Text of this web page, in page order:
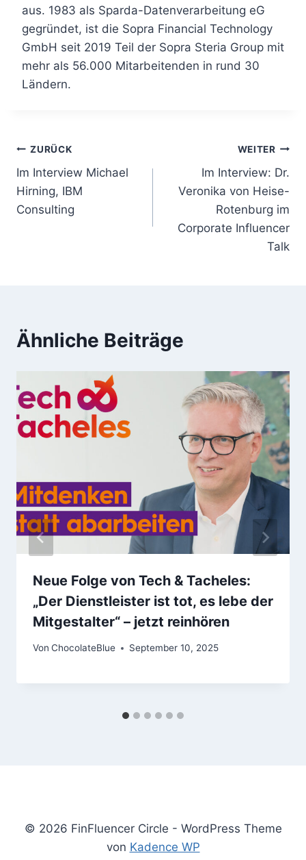
aus. 1983 als Sparda-Datenverarbeitung eG
gegründet, ist die Sopra Financial Technology
GmbH seit 2019 Teil der Sopra Steria Group mit
mehr als 56.000 Mitarbeitenden in rund 30
Ländern.
Beitragsnavigation
ZURÜCK
Im Interview Michael
Hirning, IBM
Consulting
WEITER
Im Interview: Dr.
Veronika von Heise-
Rotenburg im
Corporate Influencer
Talk
Ähnliche Beiträge
Neue Folge von Tech & Tacheles:
„Der Dienstleister ist tot, es lebe der
Mitgestalter“ – jetzt reinhören
Von ChocolateBlue September 10, 2025
© 2026 FinFluencer Circle - WordPress Theme
von Kadence WP